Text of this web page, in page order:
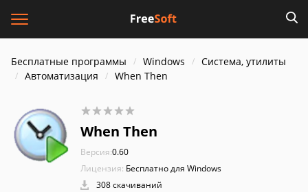
Бесплатные программы Windows
Система, утилиты
Автоматизация
When Then
When Then
Версия:0.60
Лицензия: Бесплатно для Windows
308 скачиваний